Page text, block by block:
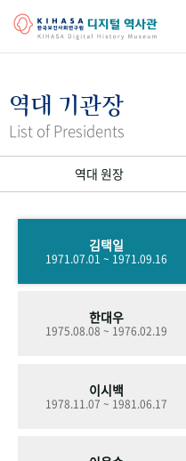
걸어온 길 기관 변천사
연구 역사
기록물 아카이브
사진 아카이브 문서 기록물
주년 기념
성과 50선 숫자로 보는 50년
역대 기관장
List of Presidents
역대 원장
김택일
1971.07.01 ~ 1971.09.16
한대우
1975.08.08 ~ 1976.02.19
이시백
1978.11.07 ~ 1981.06.17